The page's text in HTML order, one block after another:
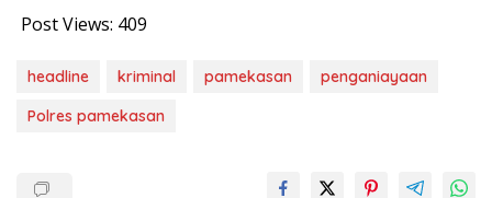
Post Views: 409
headline kriminal pamekasan
penganiayaan
Polres pamekasan